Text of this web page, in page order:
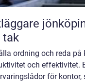
jönköping så väljer du rätt
ordning och reda
och effektivitet.
för